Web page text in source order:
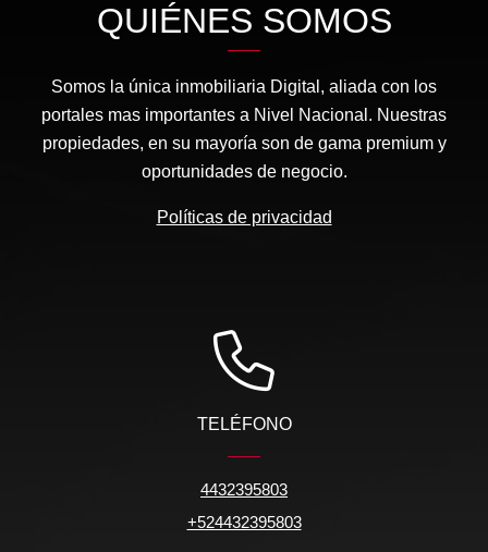
QUIÉNES SOMOS
Somos la única inmobiliaria Digital, aliada con los
portales mas importantes a Nivel Nacional. Nuestras
propiedades, en su mayoría son de gama premium y
oportunidades de negocio.
Políticas de privacidad
TELÉFONO
4432395803
+524432395803